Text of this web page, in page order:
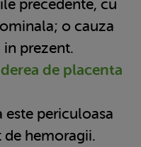
precedente, cu
o cauza
prezent.
de placenta
este periculoasa
de hemoragii.